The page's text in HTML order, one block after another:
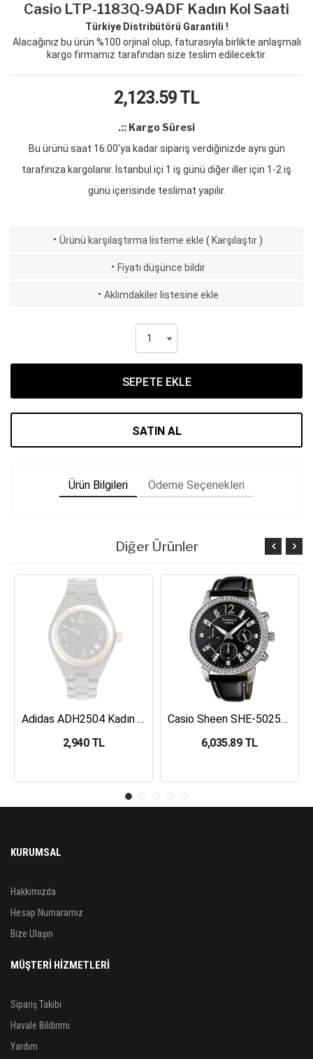
Casio LTP-1183Q-9ADF Kadın Kol Saati
Türkiye Distribütörü Garantili !
Alacağınız bu ürün %100 orjinal olup, faturasıyla birlikte anlaşmalı
kargo firmamız tarafından size teslim edilecektir.
2,123.59TL
.:: Kargo Süresi
Bu ürünü saat 16:00'ya kadar sipariş verdiğinizde aynı gün
tarafınıza kargolanır. İstanbul içi 1 iş günü diğer iller için 1-2 iş
günü içerisinde teslimat yapılır.
· Ürünü karşılaştırma listeme ekle ( Karşılaştır )
· Fiyatı düşünce bildir
· Aklımdakiler listesine ekle
SEPETE EKLE
SATIN AL
Ürün Bilgileri Ödeme Seçenekleri
Diğer Ürünler
Adidas ADH2504 Kadın Kol Saati
2,940 TL
Casio Sheen SHE-5025BL-1ADR Kadın Kol Saati
6,035.89 TL
KURUMSAL
Hakkımızda
Hesap Numaramız
Bize Ulaşın
MÜŞTERİ HİZMETLERİ
Sipariş Takibi
Havale Bildirimi
Yardım